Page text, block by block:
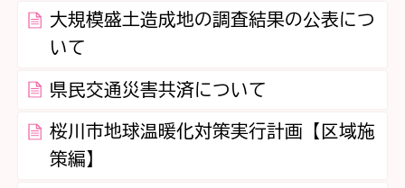
大規模盛土造成地の調査結果の公表につ
いて
県民交通災害共済について
桜川市地球温暖化対策実行計画【区域施
策編】